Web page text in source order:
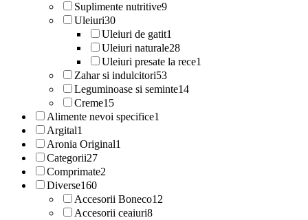
Suplimente nutritive9
Uleiuri30
Uleiuri de gatit1
Uleiuri naturale28
Uleiuri presate la rece1
Zahar si indulcitori53
Leguminoase si seminte14
Creme15
Alimente nevoi specifice1
Argital1
Aronia Original1
Categorii27
Comprimate2
Diverse160
Accesorii Boneco12
Accesorii ceaiuri8